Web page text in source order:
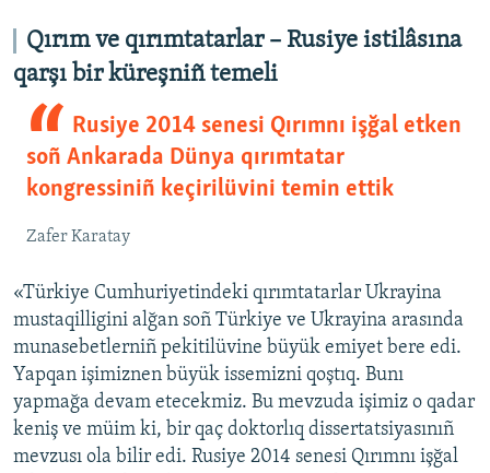
Qırım ve qırımtatarlar – Rusiye istilâsına
qarşı bir küreşniñ temeli
Rusiye 2014 senesi Qırımnı işğal etken
soñ Ankarada Dünya qırımtatar
kongressiniñ keçirilüvini temin ettik
Zafer Karatay
«Türkiye Cumhuriyetindeki qırımtatarlar Ukrayina
mustaqilligini alğan soñ Türkiye ve Ukrayina arasında
munasebetlerniñ pekitilüvine büyük emiyet bere edi.
Yapqan işimiznen büyük issemizni qoştıq. Bunı
yapmağa devam etecekmiz. Bu mevzuda işimiz o qadar
keniş ve müim ki, bir qaç doktorlıq dissertatsiyasınıñ
mevzusı ola bilir edi. Rusiye 2014 senesi Qırımnı işğal